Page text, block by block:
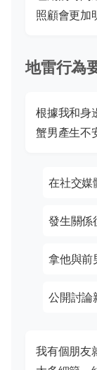
照顧會更加
地雷行為
根據我和身
蟹男產生不
在社交媒
發生關係
拿他與前
公開討論
我有個朋友